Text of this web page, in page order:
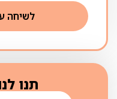
לשיחה
תנו